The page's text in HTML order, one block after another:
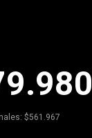
$561.967